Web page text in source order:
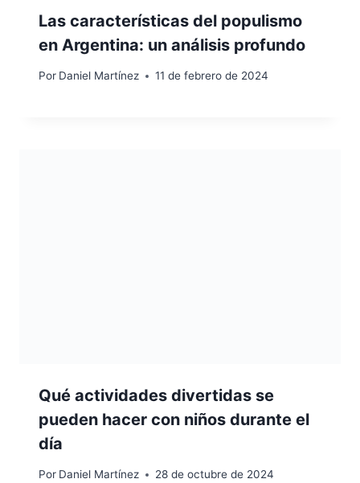
Las características del populismo
en Argentina: un análisis profundo
Por Daniel Martínez 11 de febrero de 2024
Qué actividades divertidas se
pueden hacer con niños durante el
día
Por Daniel Martínez 28 de octubre de 2024